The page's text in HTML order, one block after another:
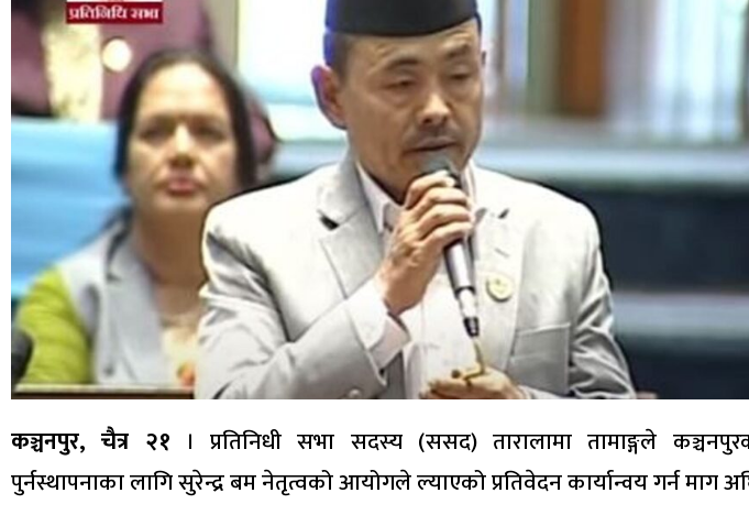
कञ्चनपुर, चैत्र २१ । प्रतिनिधी सभा सदस्य (ससद) तारालामा तामाङ्गले
पुर्नस्थापनाका लागि सुरेन्द्र बम नेतृत्वको आयोगले ल्याएको प्रतिवेदन कार्यान्वय गर्न माग